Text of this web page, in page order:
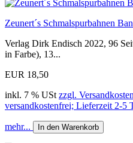
Zeunert´s Schmalspurbahnen
Verlag Dirk Endisch 2022, 96
in Farbe), 13...
EUR 18,50
inkl. 7 % USt zzgl.
versandkostenfrei; Lieferzeit 2-5
mehr... In den Warenkorb